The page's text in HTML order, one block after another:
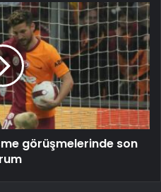
görüşmelerinde son